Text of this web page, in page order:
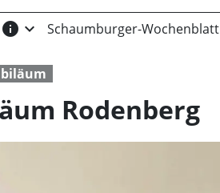
info expand_more Schaumburger-Wochenblatt
Rodenberg